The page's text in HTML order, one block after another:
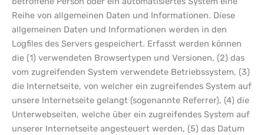
Reihe von allgemeinen Daten und Informationen. Diese
allgemeinen Daten und Informationen werden in den
Logfiles des Servers gespeichert. Erfasst werden können
die (1) verwendeten Browsertypen und Versionen, (2) das
vom zugreifenden System verwendete Betriebssystem, (3)
die Internetseite, von welcher ein zugreifendes System auf
unsere Internetseite gelangt (sogenannte Referrer), (4) die
Unterwebseiten, welche über ein zugreifendes System auf
unserer Internetseite angesteuert werden, (5) das Datum